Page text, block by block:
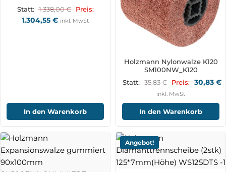
OPTIgrind GBS 75
Statt: 1.338,00€ Preis:
1.304,55 € inkl. MwSt
In den Warenkorb
Holzmann Nylonwalze K120
SM100NW_K120
Statt: 35,83€ Preis: 30,83 €
inkl. MwSt
In den Warenkorb
Angebot!